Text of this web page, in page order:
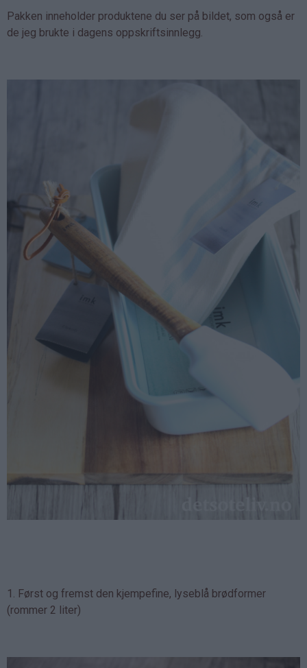
Pakken inneholder produktene du ser på bildet, som også er
de jeg brukte i dagens oppskriftsinnlegg.
1. Først og fremst den kjempefine, lyseblå brødformer
(rommer 2 liter)